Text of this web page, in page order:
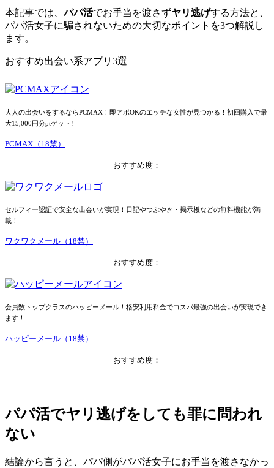
本記事では、パパ活でお手当を渡さずヤリ逃げする方法と、
パパ活女子に騙されないための大切なポイントを3つ解説し
ます。
おすすめ出会い系アプリ3選
大人の出会いをするならPCMAX！即アポOKのエッチな女性が見つかる！初回購入で最
大15,000円分ptゲット!
PCMAX（18禁）
おすすめ度：
セルフィー認証で安全な出会いが実現！日記やつぶやき・掲示板などの無料機能が満
載！
ワクワクメール（18禁）
おすすめ度：
会員数トップクラスのハッピーメール！格安利用料金でコスパ最強の出会いが実現でき
ます！
ハッピーメール（18禁）
おすすめ度：
パパ活でヤリ逃げをしても罪に問われ
ない
結論から言うと、パパ側がパパ活女子にお手当を渡さなかっ